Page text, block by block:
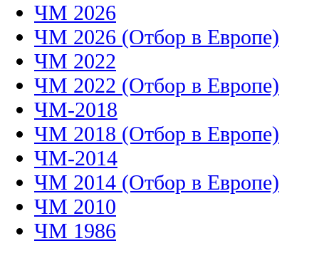
ЧМ 2026
ЧМ 2026 (Отбор в Европе)
ЧМ 2022
ЧМ 2022 (Отбор в Европе)
ЧМ-2018
ЧМ 2018 (Отбор в Европе)
ЧМ-2014
ЧМ 2014 (Отбор в Европе)
ЧМ 2010
ЧМ 1986